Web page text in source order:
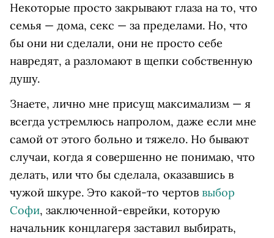
Некоторые просто закрывают глаза на то, что
семья — дома, секс — за пределами. Но, что
бы они ни сделали, они не просто себе
навредят, а разломают в щепки собственную
душу.
Знаете, лично мне присущ максимализм — я
всегда устремлюсь напролом, даже если мне
самой от этого больно и тяжело. Но бывают
случаи, когда я совершенно не понимаю, что
делать, или что бы сделала, оказавшись в
чужой шкуре. Это какой-то чертов выбор
Софи, заключенной-еврейки, которую
начальник концлагеря заставил выбирать,